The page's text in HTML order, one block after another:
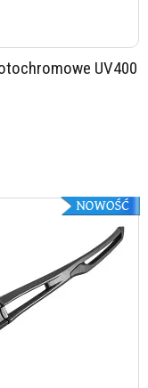
UV400